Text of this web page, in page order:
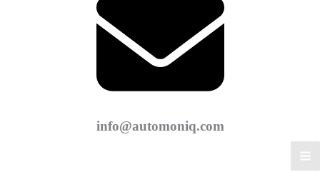
info@automoniq.com